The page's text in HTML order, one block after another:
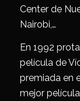
Center de
Nairobi,…
En 1992
película de
premiada en
mejor